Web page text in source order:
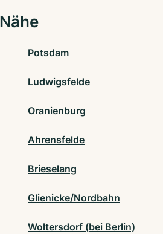
Potsdam
Ludwigsfelde
Oranienburg
Ahrensfelde
Brieselang
Glienicke/Nordbahn
Woltersdorf (bei Berlin)